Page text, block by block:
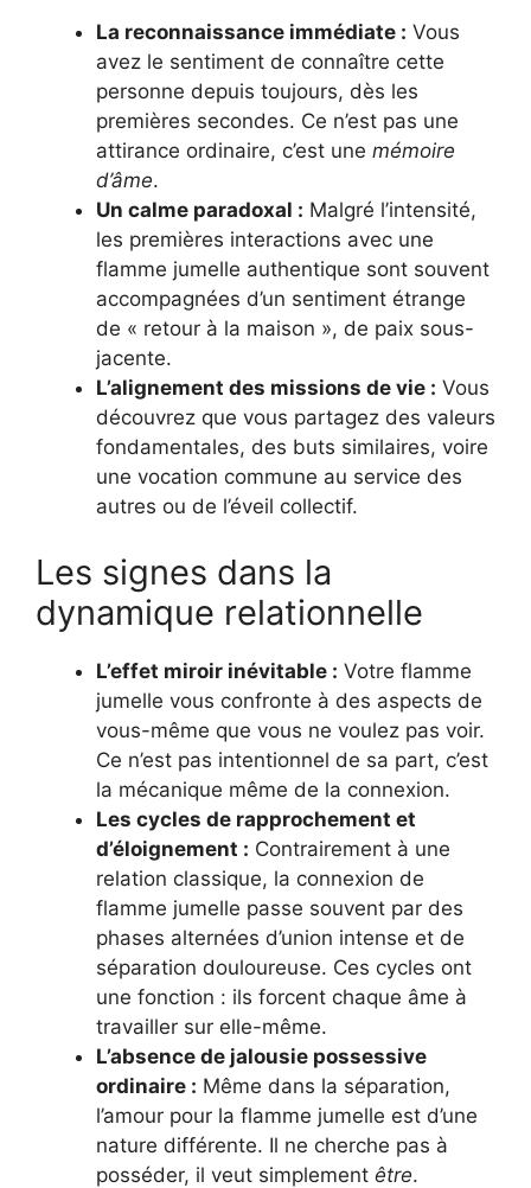
La reconnaissance immédiate : Vous
avez le sentiment de connaître cette
personne depuis toujours, dès les
premières secondes. Ce n’est pas une
attirance ordinaire, c’est une mémoire
d’âme.
Un calme paradoxal : Malgré l’intensité,
les premières interactions avec une
flamme jumelle authentique sont souvent
accompagnées d’un sentiment étrange
de « retour à la maison », de paix sous-
jacente.
L’alignement des missions de vie : Vous
découvrez que vous partagez des valeurs
fondamentales, des buts similaires, voire
une vocation commune au service des
autres ou de l’éveil collectif.
Les signes dans la
dynamique relationnelle
L’effet miroir inévitable : Votre flamme
jumelle vous confronte à des aspects de
vous-même que vous ne voulez pas voir.
Ce n’est pas intentionnel de sa part, c’est
la mécanique même de la connexion.
Les cycles de rapprochement et
d’éloignement : Contrairement à une
relation classique, la connexion de
flamme jumelle passe souvent par des
phases alternées d’union intense et de
séparation douloureuse. Ces cycles ont
une fonction : ils forcent chaque âme à
travailler sur elle-même.
L’absence de jalousie possessive
ordinaire : Même dans la séparation,
l’amour pour la flamme jumelle est d’une
nature différente. Il ne cherche pas à
posséder, il veut simplement être.